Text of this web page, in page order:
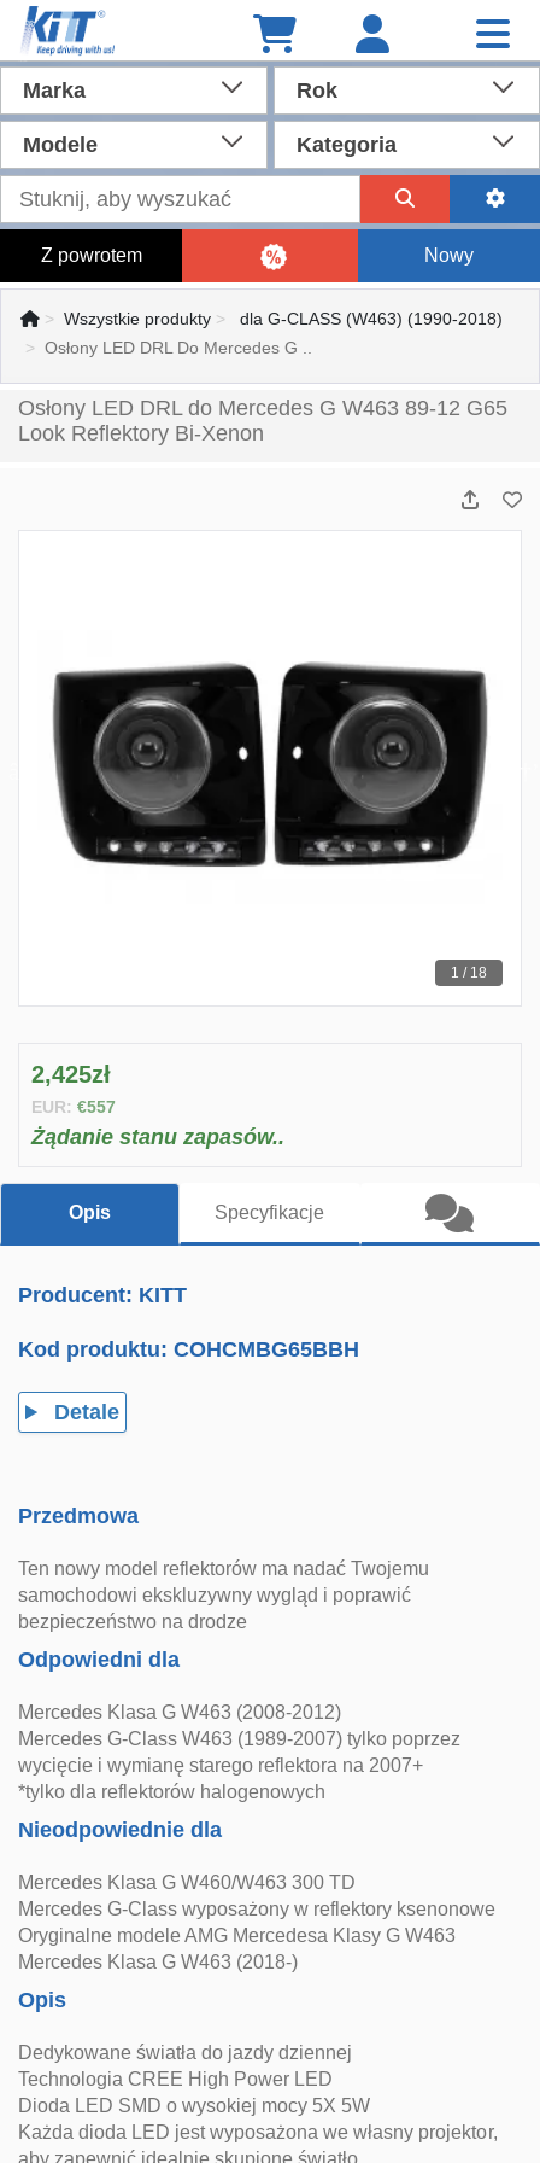
Marka Rok
Modele Kategoria
Z powrotem Nowy
Wszystkie produkty
dla G-CLASS (W463) (1990-2018)
Osłony LED DRL Do Mercedes G ..
Osłony LED DRL do Mercedes G W463 89-12 G65
Look Reflektory Bi-Xenon
1 / 18
2,425zł
EUR: €557
Żądanie stanu zapasów..
Opis Specyfikacje
Producent: KITT
Kod produktu:COHCMBG65BBH
Detale
Przedmowa
Ten nowy model reflektorów ma nadać Twojemu
samochodowi ekskluzywny wygląd i poprawić
bezpieczeństwo na drodze
Odpowiedni dla
Mercedes Klasa G W463 (2008-2012)
Mercedes G-Class W463 (1989-2007) tylko poprzez
wycięcie i wymianę starego reflektora na 2007+
*tylko dla reflektorów halogenowych
Nieodpowiednie dla
Mercedes Klasa G W460/W463 300 TD
Mercedes G-Class wyposażony w reflektory ksenonowe
Oryginalne modele AMG Mercedesa Klasy G W463
Mercedes Klasa G W463 (2018-)
Opis
Dedykowane światła do jazdy dziennej
Technologia CREE High Power LED
Dioda LED SMD o wysokiej mocy 5X 5W
Każda dioda LED jest wyposażona we własny projektor,
aby zapewnić idealnie skupione światło,